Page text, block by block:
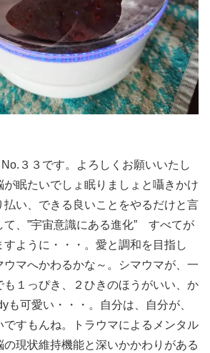
３３です。よろしくお願いいたし
が眠たいでしょ眠りましょと囁きかけ
払い、できる良いことをやるだけと言
て、”宇宙意識にある進化” すべてが
すように・・・。愛と調和を目指し
ウマへかわるかな～。シマウマが、一
も１っぴき、２ひきのほうがいい、か
も可愛い・・・。自分は、自分が、
ですもんね。トラウマによるメンタル
現状維持機能と深いかかわりがある